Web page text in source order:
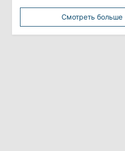
Политика
Анна Ревенко уходит с
Смотреть больше